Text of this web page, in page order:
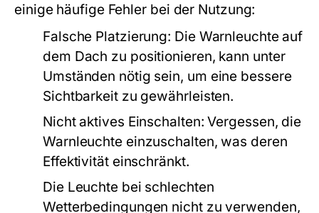
einige häufige Fehler bei der Nutzung:
Falsche Platzierung: Die Warnleuchte auf
dem Dach zu positionieren, kann unter
Umständen nötig sein, um eine bessere
Sichtbarkeit zu gewährleisten.
Nicht aktives Einschalten: Vergessen, die
Warnleuchte einzuschalten, was deren
Effektivität einschränkt.
Die Leuchte bei schlechten
Wetterbedingungen nicht zu verwenden,